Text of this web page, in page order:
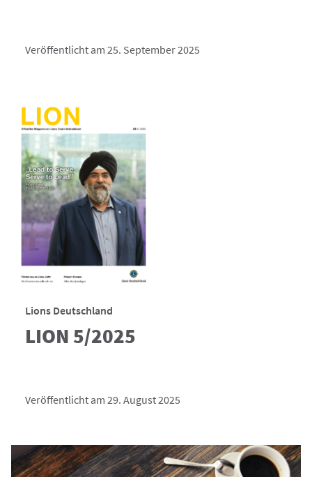
Veröffentlicht am 25. September 2025
Lions Deutschland
LION 5/2025
Veröffentlicht am 29. August 2025